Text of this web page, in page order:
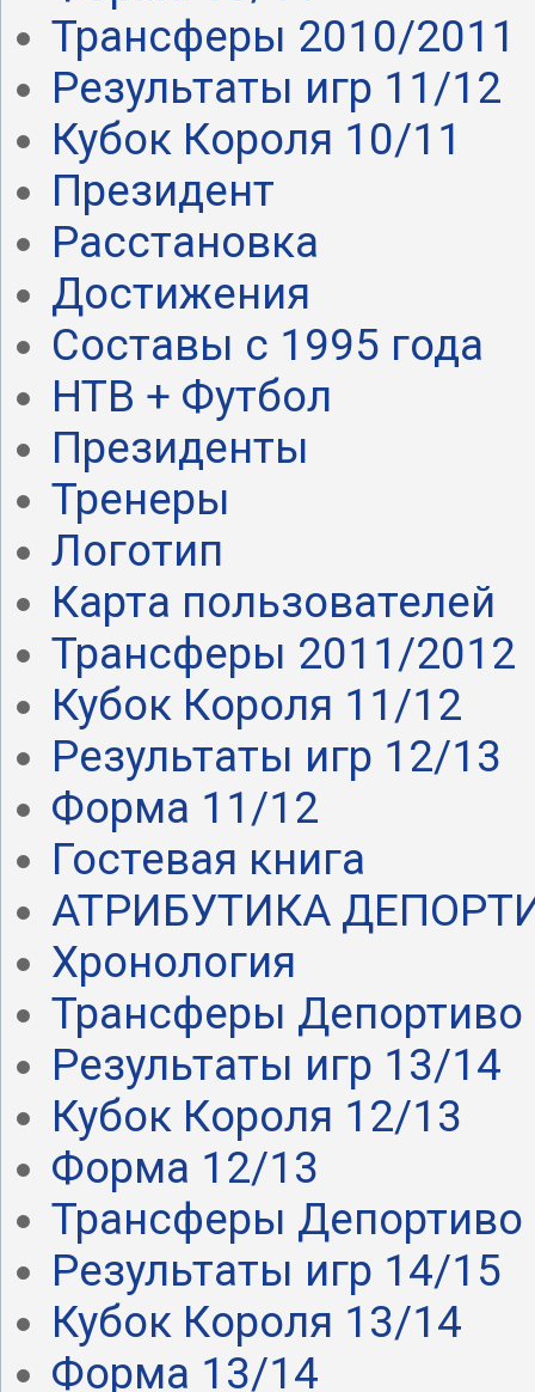
Трансферы 2010/2011
Результаты игр 11/12
Кубок Короля 10/11
Президент
Расстановка
Достижения
Составы с 1995 года
НТВ + Футбол
Президенты
Тренеры
Логотип
Карта пользователей
Трансферы 2011/2012
Кубок Короля 11/12
Результаты игр 12/13
Форма 11/12
Гостевая книга
АТРИБУТИКА
Хронология
Трансферы Депортиво
Результаты игр 13/14
Кубок Короля 12/13
Форма 12/13
Трансферы Депортиво
Результаты игр 14/15
Кубок Короля 13/14
Форма 13/14